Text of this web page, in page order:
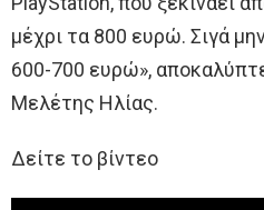
μέχρι τα 800 ευρώ. Σιγά
600-700 ευρώ»,
Μελέτης Ηλίας.
Δείτε το βίντεο